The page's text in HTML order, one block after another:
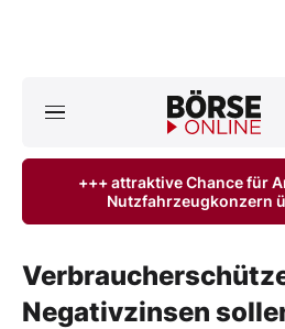
ktuelle Ausgabe
Finanz-Check
+++ attraktive Chance für
Nutzfahrzeugkonzern
Negativzinsen